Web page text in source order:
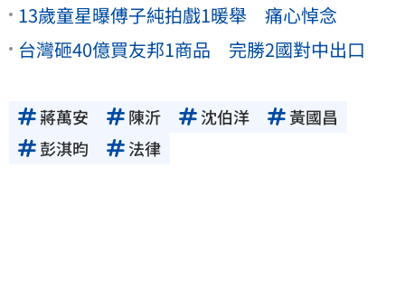
13歲童星曝傅子純拍戲1暖舉 痛心悼念
台灣砸40億買友邦1商品 完勝2國對中出口
蔣萬安 陳沂 沈伯洋
黃國昌
彭淇昀
法律